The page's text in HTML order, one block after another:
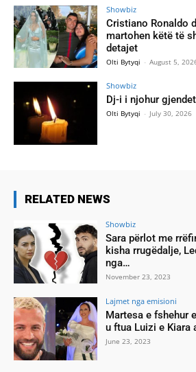
Showbiz
Cristiano Ronaldo
martohen këtë të
detajet
Olti Bytyqi - August 5,
Showbiz
Dj-i i njohur
Olti Bytyqi - July 30, 2026
RELATED NEWS
Showbiz
Sara përlot me
kisha rrugëdalje,
nga…
November 23, 2023
Lajmet nga emisioni
Martesa e fshehur
u ftua Luizi e Kiara
June 23, 2023